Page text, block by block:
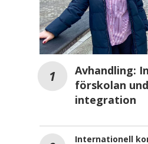
Avhandling:
förskolan
integration
Internationell